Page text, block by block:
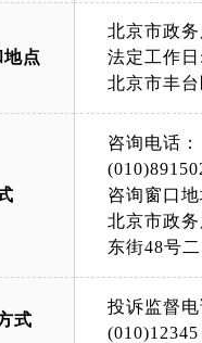
点
北京市政
法定工作
北京市丰
咨询电话：
咨询窗口
北京市政
东街48号
式
投诉监督
(010)12345